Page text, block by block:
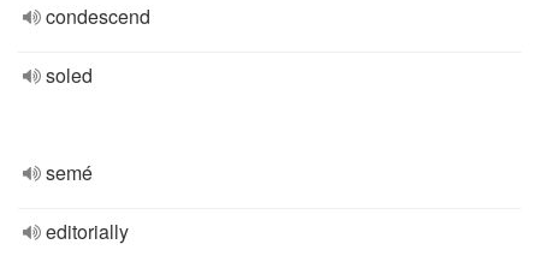
condescend
soled
semé
editorially